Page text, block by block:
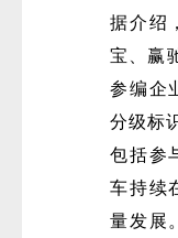
据介绍
宝、赢
参编企
分级标
包括参
车持续
量发展